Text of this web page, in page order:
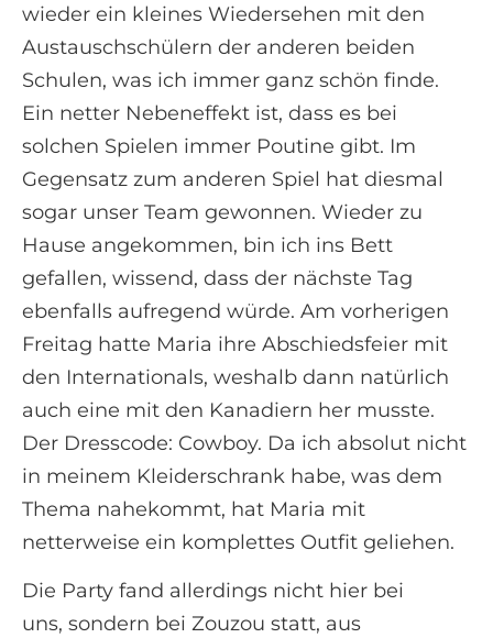
wieder ein kleines Wiedersehen mit den
Austauschschülern der anderen beiden
Schulen, was ich immer ganz schön finde.
Ein netter Nebeneffekt ist, dass es bei
solchen Spielen immer Poutine gibt. Im
Gegensatz zum anderen Spiel hat diesmal
sogar unser Team gewonnen. Wieder zu
Hause angekommen, bin ich ins Bett
gefallen, wissend, dass der nächste Tag
ebenfalls aufregend würde. Am vorherigen
Freitag hatte Maria ihre Abschiedsfeier mit
den Internationals, weshalb dann natürlich
auch eine mit den Kanadiern her musste.
Der Dresscode: Cowboy. Da ich absolut nicht
in meinem Kleiderschrank habe, was dem
Thema nahekommt, hat Maria mit
netterweise ein komplettes Outfit geliehen.
Die Party fand allerdings nicht hier bei
uns, sondern bei Zouzou statt, aus